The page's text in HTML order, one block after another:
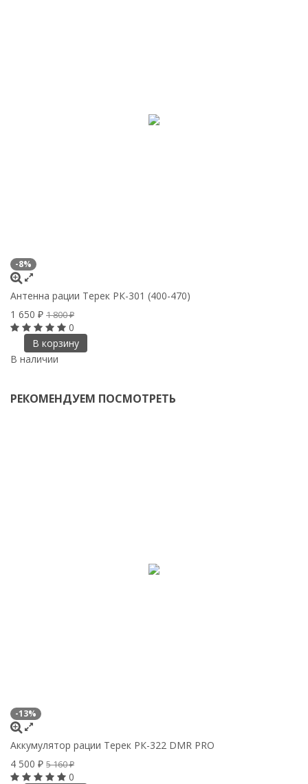
-8%
Антенна рации Терек РК-301 (400-470)
1 650 ₽ 1 800₽
0
В корзину
В наличии
РЕКОМЕНДУЕМ ПОСМОТРЕТЬ
-13%
Аккумулятор рации Терек РК-322 DMR PRO
4 500 ₽ 5 160₽
0